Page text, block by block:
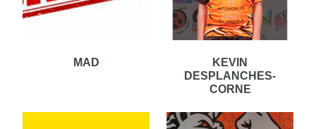
MAD
KEVIN
DESPLANCHES-
CORNE